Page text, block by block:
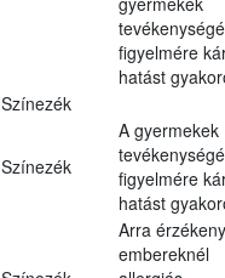
figyelmére
hatást
Színezék
Színezék
A gyermekek
figyelmére
hatást
Arra érzékeny
embereknél